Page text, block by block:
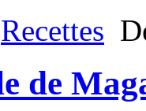
Recettes
de